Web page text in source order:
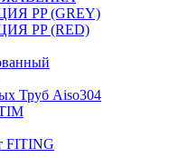
PP (GREY)
PP (RED)
Труб Aiso304
FITING